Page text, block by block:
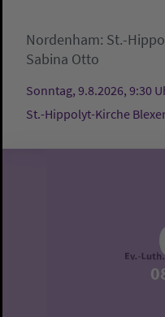
Nordenham: St.-
Sabina Otto
Sonntag, 9.8.2026, 9:30
St.-Hippolyt-Kirche